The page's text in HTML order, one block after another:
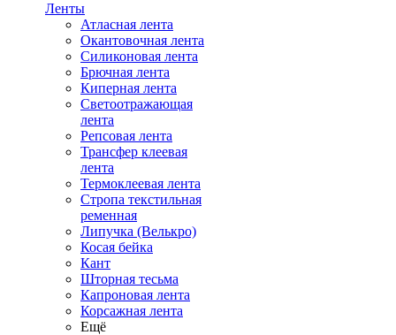
Ленты
Атласная лента
Окантовочная лента
Силиконовая лента
Брючная лента
Киперная лента
Светоотражающая
лента
Репсовая лента
Трансфер клеевая
лента
Термоклеевая лента
Стропа текстильная
ременная
Липучка (Велькро)
Косая бейка
Кант
Шторная тесьма
Капроновая лента
Корсажная лента
Ещё